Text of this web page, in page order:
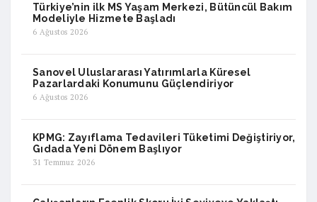
Türkiye’nin ilk MS Yaşam Merkezi, Bütüncül Bakım
Modeliyle Hizmete Başladı
6 Ağustos 2026
Sanovel Uluslararası Yatırımlarla Küresel
Pazarlardaki Konumunu Güçlendiriyor
6 Ağustos 2026
KPMG: Zayıflama Tedavileri Tüketimi Değiştiriyor,
Gıdada Yeni Dönem Başlıyor
31 Temmuz 2026